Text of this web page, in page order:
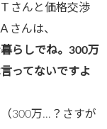
さんと価格交渉
さんは、
らしでね。300万
ってないですよ
300万…？さすが